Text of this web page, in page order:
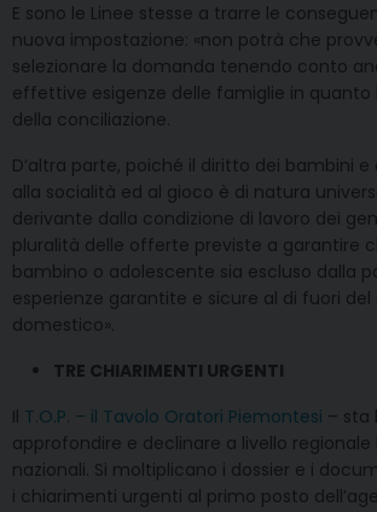
E sono le Linee stesse a trarre le
nuova impostazione: «non potrà che
selezionare la domanda tenendo conto
effettive esigenze delle famiglie in
della conciliazione.
D’altra parte, poiché il diritto dei bambini
alla socialità ed al gioco è di natura
derivante dalla condizione di lavoro dei
pluralità delle offerte previste a garantire
bambino o adolescente sia escluso dalla
esperienze garantite e sicure al di fuori
domestico».
TRE CHIARIMENTI URGENTI
Il T.O.P. – il Tavolo Oratori Piemontesi – sta
approfondire e declinare a livello regionale
nazionali. Si moltiplicano i dossier e i
i chiarimenti urgenti al primo posto